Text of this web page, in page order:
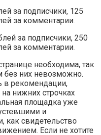
за подписчики, 125
за комментарии.
за подписчики, 250
за комментарии.
необходима, так
без них невозможно.
в рекомендации,
на нижних строчках
площадка уже
и
свидетельство
Если не хотите